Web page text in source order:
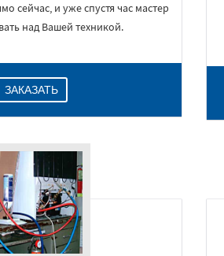
сейчас, и уже спустя час мастер
над Вашей техникой.
ЗАКАЗАТЬ
обработку персональных данных